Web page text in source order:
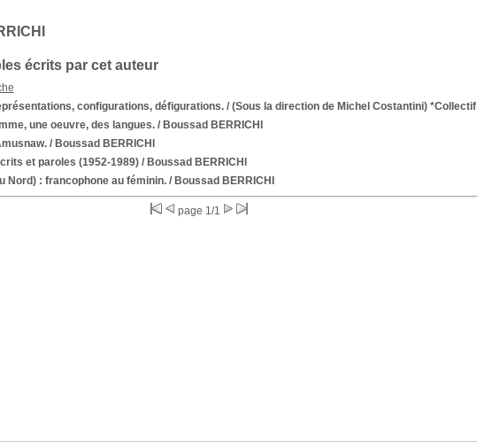
écrits par cet auteur
configurations, défigurations./ (Sous la direction de Michel Costantini) *Collectif
une oeuvre, des langues./ Boussad BERRICHI
/ Boussad BERRICHI
et paroles (1952-1989)/ Boussad BERRICHI
Nord) : francophone au féminin./ Boussad BERRICHI
page 1/1